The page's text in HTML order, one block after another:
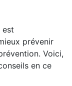
est
prévenir
Voici,
en ce